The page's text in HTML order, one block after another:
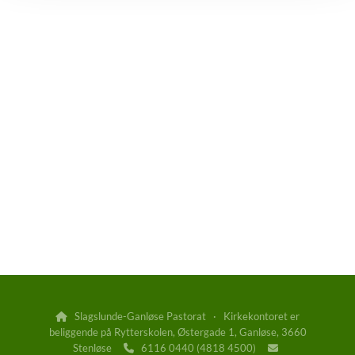

Slagslunde-Ganløse Pastorat · Kirkekontoret er
beliggende på Rytterskolen, Østergade 1, Ganløse, 3660
Stenløse
6116 0440 (4818 4500) 